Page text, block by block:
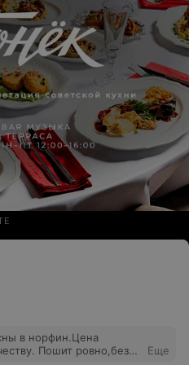
в норфин.Цена
Пошит ровно,без
Еще